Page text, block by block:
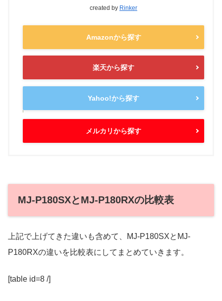
created by Rinker
Amazonから探す
楽天から探す
Yahoo!から探す
メルカリから探す
MJ-P180SXとMJ-P180RXの比較表
上記で上げてきた違いも含めて、MJ-P180SXとMJ-
P180RXの違いを比較表にしてまとめていきます。
[table id=8 /]